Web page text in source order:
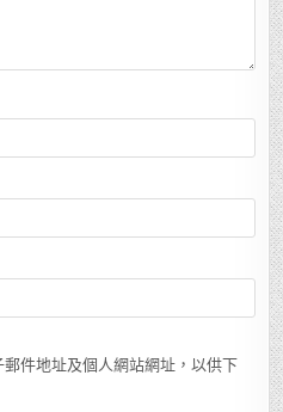
件地址及個人網站網址，以供下